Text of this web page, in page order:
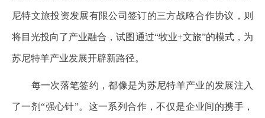
尼特文旅投资发展有限公司签订的三方战略合作协议，则
将目光投向了产业融合，试图通过“牧业+文旅”的模式，为
苏尼特羊产业发展开辟新路径。
每一次落笔签约，都像是为苏尼特羊产业的发展注入
了一剂“强心针”。这一系列合作，不仅是企业间的携手，